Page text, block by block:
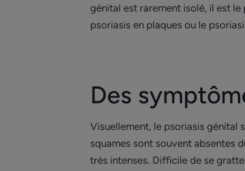
génital est rarement isolé, il est
psoriasis en plaques ou le
Des
Visuellement, le psoriasis génital
squames sont souvent absentes
très intenses. Difficile de se